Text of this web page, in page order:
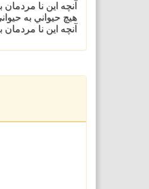
آنچه اين نا مردمان
هيچ حيواني به
آنچه اين نا مردمان